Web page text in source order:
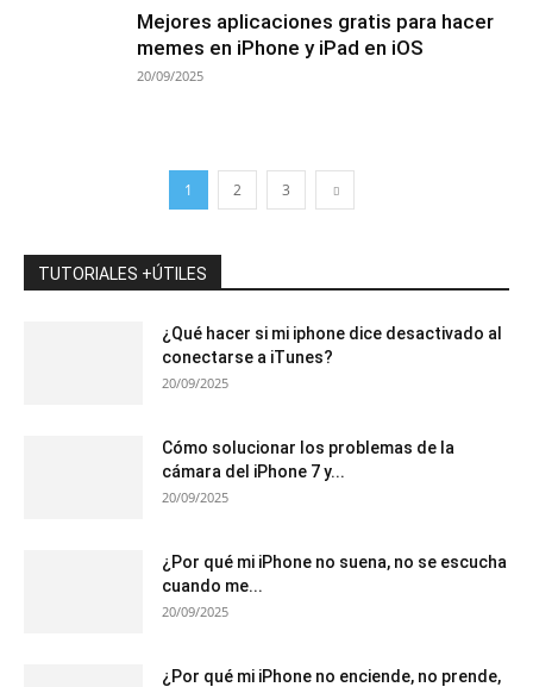
Mejores aplicaciones gratis para hacer
memes en iPhone y iPad en iOS
20/09/2025
1 2 3
TUTORIALES +ÚTILES
¿Qué hacer si mi iphone dice desactivado al
conectarse a iTunes?
20/09/2025
Cómo solucionar los problemas de la
cámara del iPhone 7 y...
20/09/2025
¿Por qué mi iPhone no suena, no se escucha
cuando me...
20/09/2025
¿Por qué mi iPhone no enciende, no prende,